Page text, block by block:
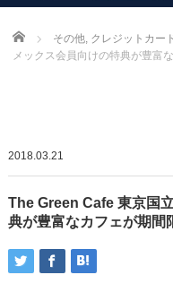
Home その他, クレジットカー
メックス会員向けの特典が豊富
2018.03.21
The Green Cafe 東京国
典が豊富なカフェが期間